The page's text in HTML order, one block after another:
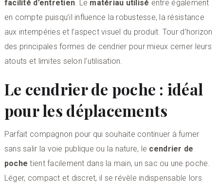
facilité d’entretien . Le matériau utilisé entre également
en compte puisqu’il influence la robustesse, la résistance
aux intempéries et l’aspect visuel du produit. Tour d’horizon
des principales formes de cendrier pour mieux cerner leurs
atouts et limites selon l’utilisation.
Le cendrier de poche : idéal
pour les déplacements
Parfait compagnon pour qui souhaite continuer à fumer
sans salir la voie publique ou la nature, le cendrier de
poche tient facilement dans la main, un sac ou une poche.
Léger, compact et discret, il se révèle indispensable lors